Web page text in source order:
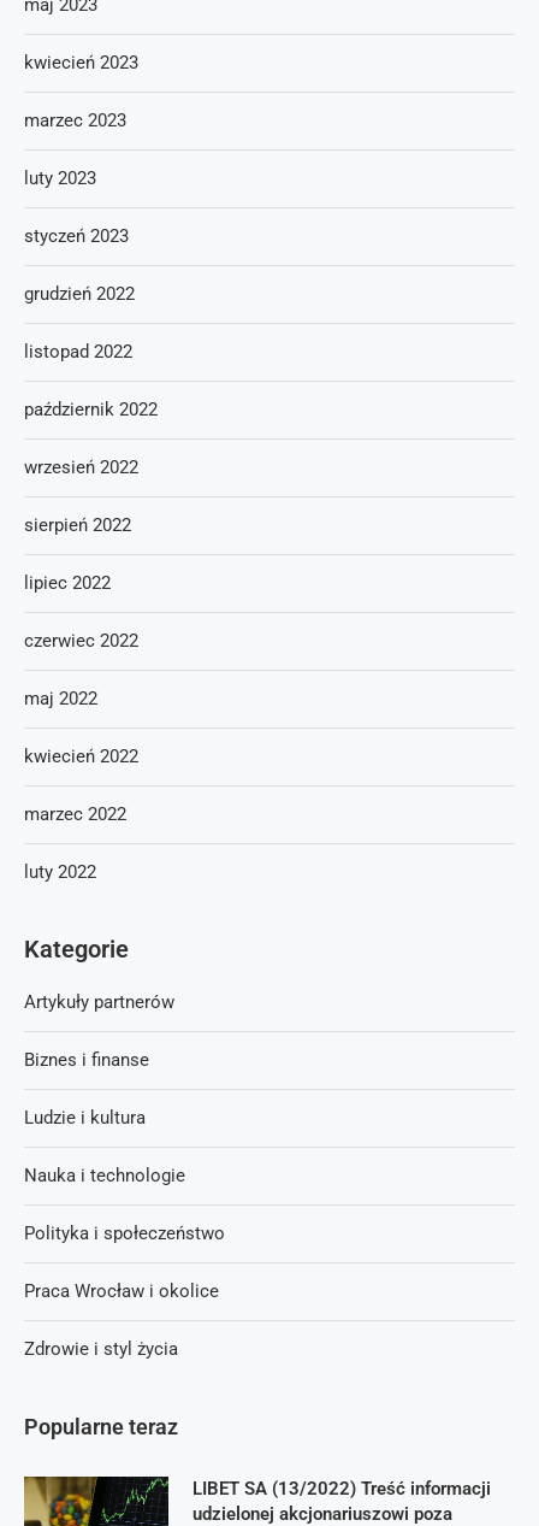
Popularne teraz
LIBET SA (13/2022) Treść informacji
udzielonej akcjonariuszowi poza
maj 2023
kwiecień 2023
marzec 2023
luty 2023
styczeń 2023
grudzień 2022
listopad 2022
październik 2022
wrzesień 2022
sierpień 2022
lipiec 2022
czerwiec 2022
maj 2022
kwiecień 2022
marzec 2022
luty 2022
Kategorie
Artykuły partnerów
Biznes i finanse
Ludzie i kultura
Nauka i technologie
Polityka i społeczeństwo
Praca Wrocław i okolice
Zdrowie i styl życia